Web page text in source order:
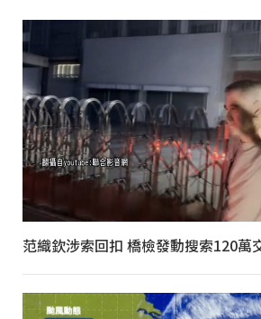
范織欽涉索回扣 橋檢發動搜索120萬